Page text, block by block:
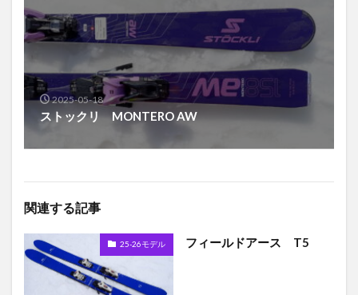
2025-05-18
ストックリ MONTERO AW
関連する記事
25-26モデル フィールドアース T5